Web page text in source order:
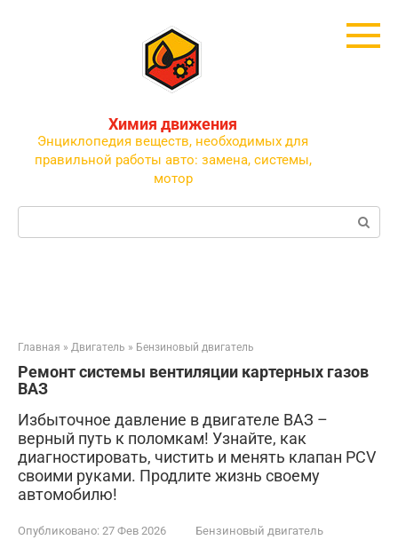
Химия движения
Энциклопедия веществ, необходимых для
правильной работы авто: замена, системы,
мотор
Поиск:
Главная » Двигатель » Бензиновый двигатель
Ремонт системы вентиляции картерных газов
ВАЗ
Избыточное давление в двигателе ВАЗ –
верный путь к поломкам! Узнайте, как
диагностировать, чистить и менять клапан PCV
своими руками. Продлите жизнь своему
автомобилю!
Опубликовано: 27 Фев 2026
Бензиновый двигатель